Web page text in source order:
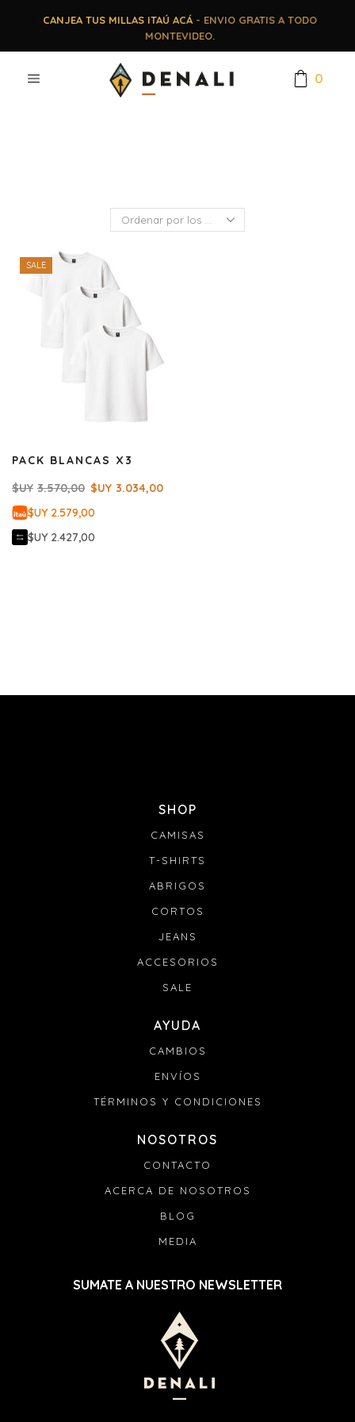
CANJEA TUS MILLAS ITAÚ ACÁ- ENVIO GRATIS A TODO
MONTEVIDEO.
0
SALE
PACK BLANCAS X3
$UY 3.570,00 $UY 3.034,00
$UY 2.579,00
$UY 2.427,00
SHOP
CAMISAS
T-SHIRTS
ABRIGOS
CORTOS
JEANS
ACCESORIOS
SALE
AYUDA
CAMBIOS
ENVÍOS
TÉRMINOS Y CONDICIONES
NOSOTROS
CONTACTO
ACERCA DE NOSOTROS
BLOG
MEDIA
SUMATE A NUESTRO NEWSLETTER